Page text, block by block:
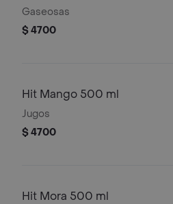
Gaseosas
$ 4700
Hit Mango 500 ml
Jugos
$ 4700
Hit Mora 500 ml